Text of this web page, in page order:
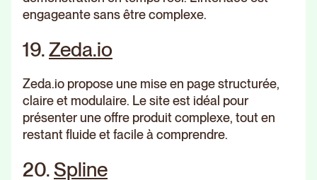
engageante sans être complexe.
19.Zeda.io
Zeda.io propose une mise en page structurée,
claire et modulaire. Le site est idéal pour
présenter une offre produit complexe, tout en
restant fluide et facile à comprendre.
20.Spline